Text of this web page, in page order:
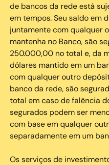
de bancos da rede está
em tempos. Seu saldo em
juntamente com qualquer
mantenha no Banco, são
250.000,00 no total e, da
dólares mantido em um
com qualquer outro
banco da rede, são
total em caso de falência
segurados podem ser
com base em qualquer
separadamente em um
Os serviços de